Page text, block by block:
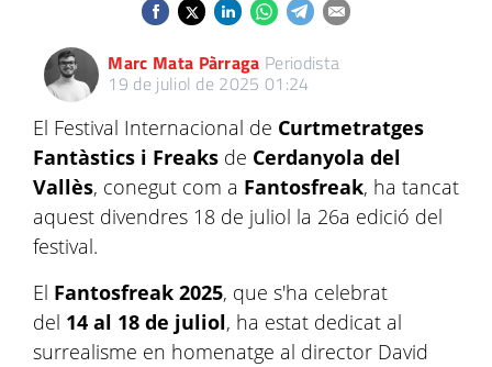
Marc Mata Pàrraga Periodista
19 de juliol de 2025 01:24
El Festival Internacional de Curtmetratges
Fantàstics i Freaks de Cerdanyola del
Vallès, conegut com a Fantosfreak, ha tancat
aquest divendres 18 de juliol la 26a edició del
festival.
El Fantosfreak 2025, que s'ha celebrat
del 14 al 18 de juliol, ha estat dedicat al
surrealisme en homenatge al director David